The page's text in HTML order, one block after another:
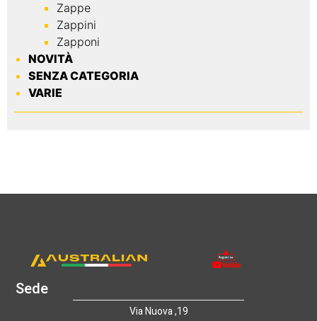
Zappe
Zappini
Zapponi
NOVITÀ
SENZA CATEGORIA
VARIE
Sede
Via Nuova ,19